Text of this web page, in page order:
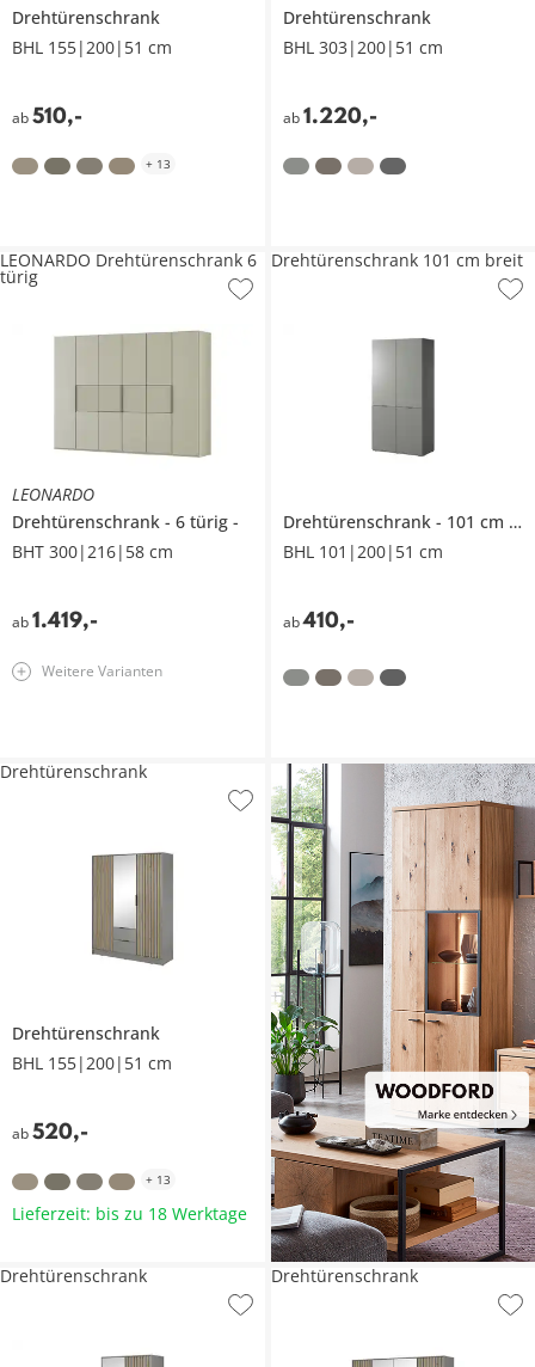
Drehtürenschrank
BHL 155|200|51 cm
ab510,-
+ 13
Drehtürenschrank
BHL 303|200|51 cm
ab 1.220,-
LEONARDO
Drehtürenschrank
6 türig
BHT 300|216|58 cm
ab1.419,-
LEONARDO Drehtürenschrank 6
türig
Weitere Varianten
Drehtürenschrank
101 cm breit
BHL 101|200|51 cm
ab410,-
Drehtürenschrank 101 cm breit
Drehtürenschrank
BHL 155|200|51 cm
ab520,-
Drehtürenschrank
+ 13
Lieferzeit: bis zu 18 Werktage
Drehtürenschrank Drehtürenschrank